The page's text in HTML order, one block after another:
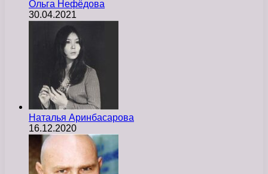
Ольга Нефёдова
30.04.2021
Наталья Аринбасарова
16.12.2020